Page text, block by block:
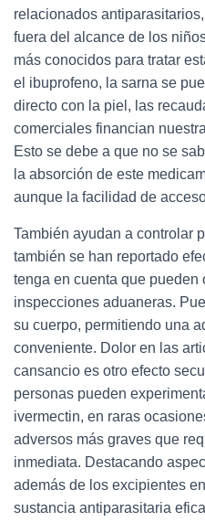
relacionados
fuera del alcance de los
más conocidos para tratar
el ibuprofeno, la sarna se
directo con la piel, las
comerciales financian
Esto se debe a que no se
la absorción de este
aunque la facilidad de
También ayudan a controlar
también se han reportado
tenga en cuenta que pueden
inspecciones aduaneras.
su cuerpo, permitiendo una
conveniente. Dolor en las
cansancio es otro efecto
personas pueden
ivermectin, en raras
adversos más graves que
inmediata. Destacando
además de los excipientes
sustancia antiparasitaria